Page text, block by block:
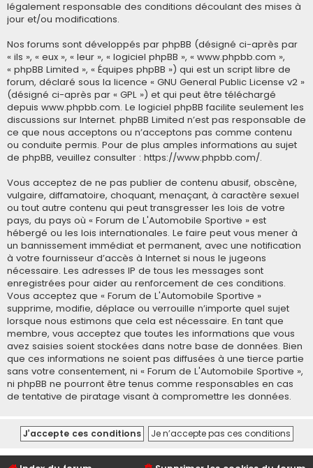
légalement responsable des conditions découlant des mises à
jour et/ou modifications.
Nos forums sont développés par phpBB (désigné ci-après par
« ils », « eux », « leur », « logiciel phpBB », « www.phpbb.com »,
« phpBB Limited », « Équipes phpBB ») qui est un script libre de
forum, déclaré sous la licence « GNU General Public License v2 »
(désigné ci-après par « GPL ») et qui peut être téléchargé
depuis www.phpbb.com. Le logiciel phpBB facilite seulement les
discussions sur Internet. phpBB Limited n’est pas responsable de
ce que nous acceptons ou n’acceptons pas comme contenu
ou conduite permis. Pour de plus amples informations au sujet
de phpBB, veuillez consulter : https://www.phpbb.com/.
Vous acceptez de ne pas publier de contenu abusif, obscène,
vulgaire, diffamatoire, choquant, menaçant, à caractère sexuel
ou tout autre contenu qui peut transgresser les lois de votre
pays, du pays où « Forum de L'Automobile Sportive » est
hébergé ou les lois internationales. Le faire peut vous mener à
un bannissement immédiat et permanent, avec une notification
à votre fournisseur d’accès à Internet si nous le jugeons
nécessaire. Les adresses IP de tous les messages sont
enregistrées pour aider au renforcement de ces conditions.
Vous acceptez que « Forum de L'Automobile Sportive »
supprime, modifie, déplace ou verrouille n’importe quel sujet
lorsque nous estimons que cela est nécessaire. En tant que
membre, vous acceptez que toutes les informations que vous
avez saisies soient stockées dans notre base de données. Bien
que ces informations ne soient pas diffusées à une tierce partie
sans votre consentement, ni « Forum de L'Automobile Sportive »,
ni phpBB ne pourront être tenus comme responsables en cas
de tentative de piratage visant à compromettre les données.